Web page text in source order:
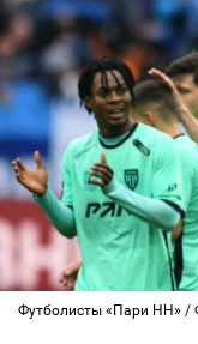
Футболисты «Пари НН» /